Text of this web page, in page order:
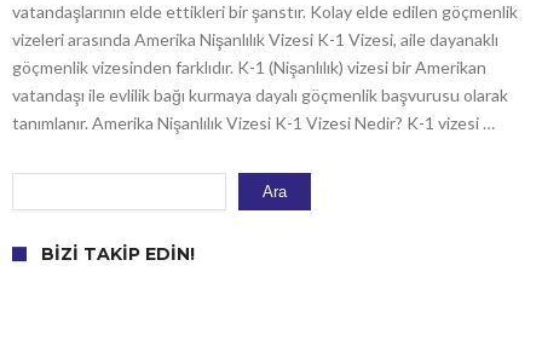
vatandaşlarının elde ettikleri bir şanstır. Kolay elde edilen göçmenlik
vizeleri arasında Amerika Nişanlılık Vizesi K-1 Vizesi, aile dayanaklı
göçmenlik vizesinden farklıdır. K-1 (Nişanlılık) vizesi bir Amerikan
vatandaşı ile evlilik bağı kurmaya dayalı göçmenlik başvurusu olarak
tanımlanır. Amerika Nişanlılık Vizesi K-1 Vizesi Nedir? K-1 vizesi …
Ara
BIZI TAKIP EDIN!